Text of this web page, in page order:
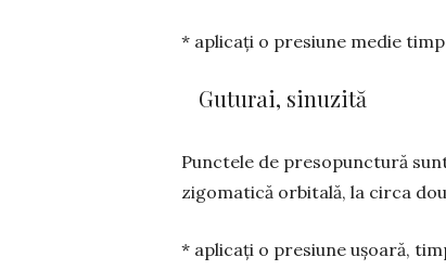
* aplicați o presiune medie
Guturai, sinuzită
Punctele de presopunctură
zigomatică orbitală, la circa
* aplicați o presiune ușoară,